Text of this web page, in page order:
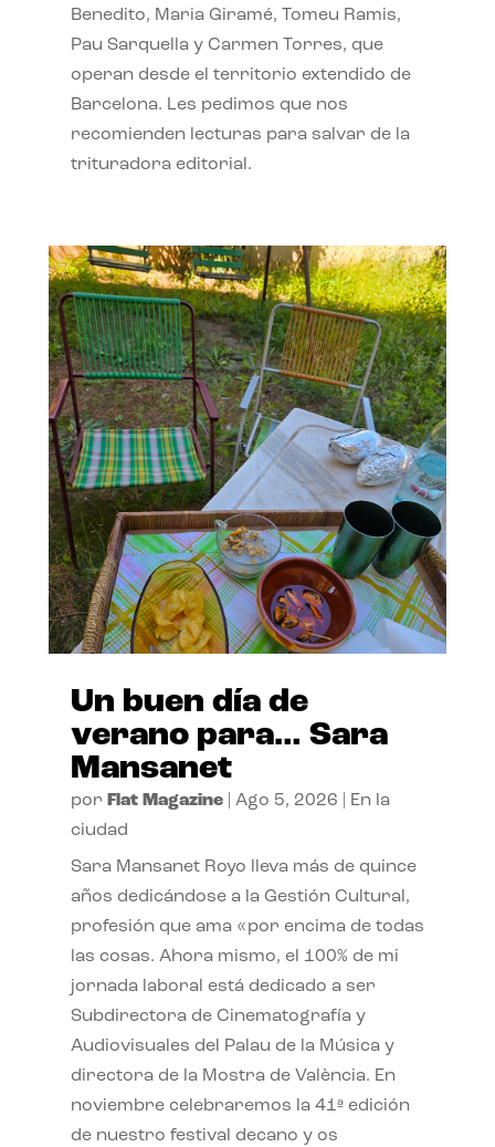
Benedito, Maria Giramé, Tomeu Ramis,
Pau Sarquella y Carmen Torres, que
operan desde el territorio extendido de
Barcelona. Les pedimos que nos
recomienden lecturas para salvar de la
trituradora editorial.
Un buen día de
verano para… Sara
Mansanet
por Flat Magazine| Ago 5, 2026
En la
ciudad
Sara Mansanet Royo lleva más de quince
años dedicándose a la Gestión Cultural,
profesión que ama «por encima de todas
las cosas. Ahora mismo, el 100% de mi
jornada laboral está dedicado a ser
Subdirectora de Cinematografía y
Audiovisuales del Palau de la Música y
directora de la Mostra de València. En
noviembre celebraremos la 41ª edición
de nuestro festival decano y os